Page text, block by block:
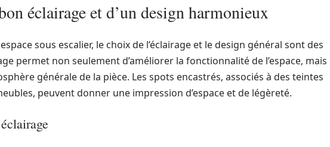
éclairage et d’un design harmonieux
sous escalier, le choix de l’éclairage et le design général sont des
permet non seulement d’améliorer la fonctionnalité de l’espace, mais
générale de la pièce. Les spots encastrés, associés à des teintes
peuvent donner une impression d’espace et de légèreté.